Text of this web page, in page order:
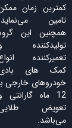
کمترین زمان
تامین
همچنین این
تولیدکننده
تعمیرکننده
کمک های
خودروهای خارجی
12 ماه گارانتی
تعویض
می‌باشد.